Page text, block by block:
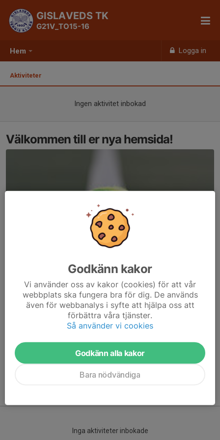
Hem Logga in
GISLAVEDS TK
G21V_TO15-16
Aktiviteter
Ingen aktivitet inbokad
Välkommen till er nya hemsida!
Här hamnar automatiskt de senaste nyheterna på hemsidan. För
att kunna börja administrera hemsidan loggar du in högst upp till
/Svenskalag.se
Inga aktiviteter inbokade
Godkänn kakor
Vi använder oss av kakor (cookies) för att vår
webbplats ska fungera bra för dig. De används
även för webbanalys i syfte att hjälpa oss att
förbättra våra tjänster.
Så använder vi cookies
Godkänn alla kakor
Bara nödvändiga